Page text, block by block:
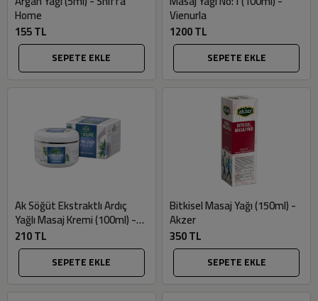
Home
155 TL
SEPETE EKLE
Vienurla
1200 TL
SEPETE EKLE
Ak Söğüt Ekstraktlı Ardıç
Yağlı Masaj Kremi (100ml) -
Akzer
210 TL
SEPETE EKLE
Bitkisel Masaj Yağı (150ml) -
Akzer
350 TL
SEPETE EKLE